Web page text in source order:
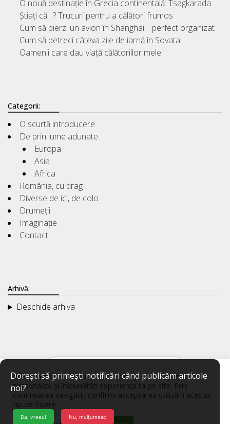
O nouă destinație în Grecia continentală: Tsagkarada
Știați că…? Trucuri pentru a călători frumos
Cum să pierzi un avion în Shanghai… perfect organizat
Cum să petreci câteva zile de iarnă în Sovata
Oamenii care dau viață călătoriilor mele
Categorii:
O scurtă introducere
De prin lume adunate
Europa
Asia
Africa
România, cu drag
Diverse de ici, de colo
Drumeții
Imaginație
Contact
Arhivă:
Deschide arhiva
Dorești să primești notificări când publicăm articole
noi?
Da, vreau! Nu, mulțumesc
Acest website utilizează fișiere de tip cookie, pentru a
personaliza și îmbunătăți experiența ta pe site. Prin
continuarea navigării, confirmi acceptarea utilizării acestui
tip de fișiere.